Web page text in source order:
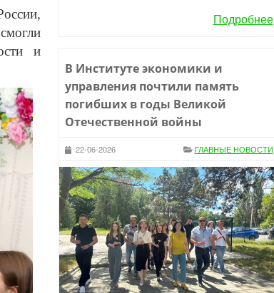
и
Подробнее
В Институте экономики и
управления почтили память
погибших в годы Великой
Отечественной войны
22-06-2026 ГЛАВНЫЕ НОВОСТИ